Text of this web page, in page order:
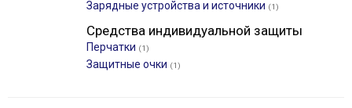
Зарядные устройства и источники (1)
Средства индивидуальной защиты
Перчатки (1)
Защитные очки (1)